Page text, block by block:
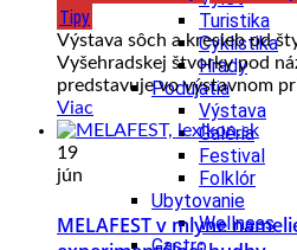
Turistika
Cyklistika
Hrady
Podujatia
Výstava
Galéria
Festival
Folklór
Ubytovanie
Wellness
Tipy
Výstava sôch a kresieb od
Vyšehradskej štvorky pod
predstavuje vo výstavnom
Viac
19
jún
MELAFEST v mlyne